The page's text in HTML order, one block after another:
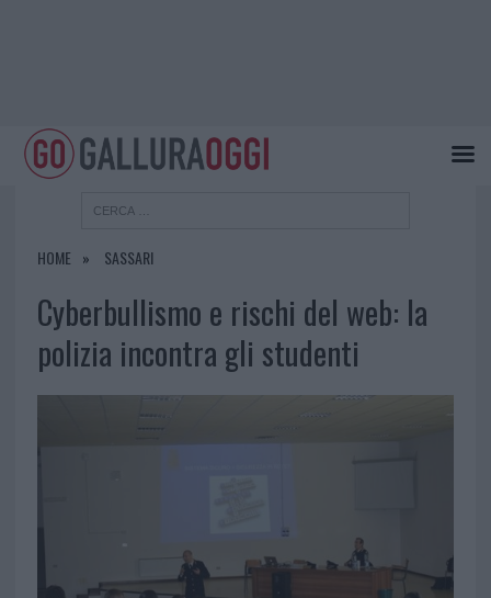
HOME SASSARI
Cyberbullismo e rischi del web: la
polizia incontra gli studenti